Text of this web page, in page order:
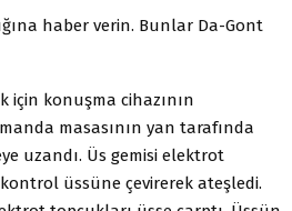
haber verin. Bunlar Da-Gont
için konuşma cihazının
masasının yan tarafında
uzandı. Üs gemisi elektrot
üssüne çevirerek ateşledi.